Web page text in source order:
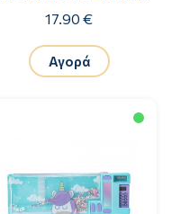
FOOTBALL WITH
SPRINKLES
17.90 €
Αγορά